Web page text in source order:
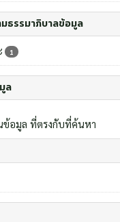
ธรรมาภิบาลข้อมูล
1
ล
อมูล ที่ตรงกับที่ค้นหา